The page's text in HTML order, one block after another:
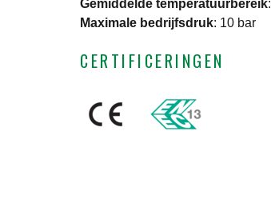
Gemiddelde temperatuurbereik:
Maximale bedrijfsdruk: 10 bar
CERTIFICERINGEN